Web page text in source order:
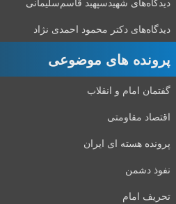
دیدگاه‌های دکتر محمود احمدی نژاد
پرونده های موضوعی
گفتمان امام و انقلاب
اقتصاد مقاومتی
پرونده هسته ای ایران
نفوذ دشمن
تحریف امام